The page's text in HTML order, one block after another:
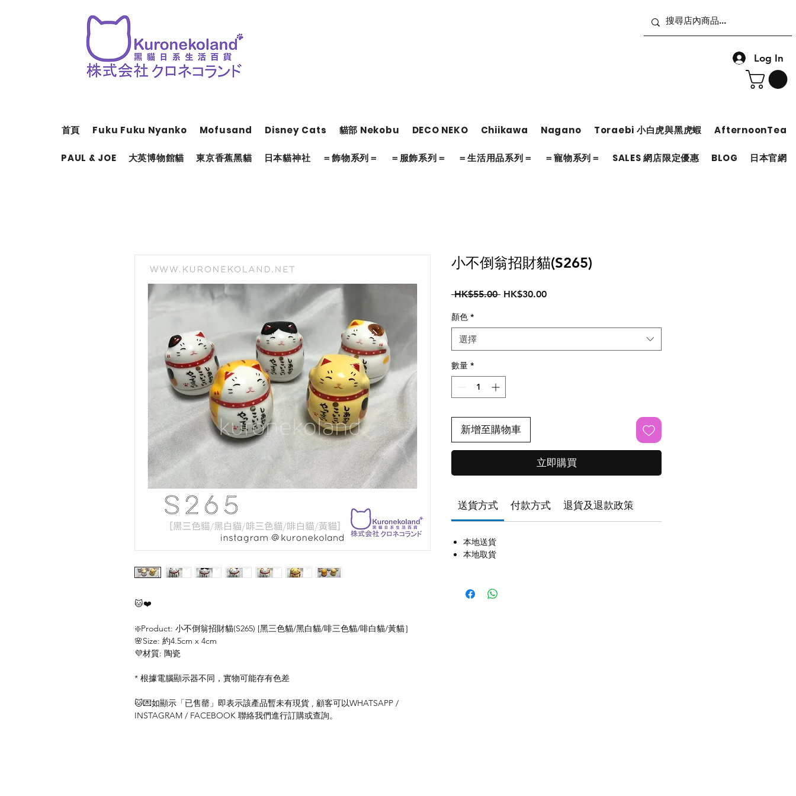
Log In
首頁 Fuku Fuku Nyanko Mofusand Disney Cats 貓部 Nekobu DECO NEKO Chiikawa Nagano Toraebi 小白虎與黑虎蝦 AfternoonTea
PAUL & JOE 大英博物館貓 東京香蕉黑貓 日本貓神社 ＝飾物系列＝ ＝服飾系列＝ ＝生活用品系列＝ ＝寵物系列＝ SALES 網店限定優惠 BLOG 日本官網
🐱❤️
❇️Product: 小不倒翁招財貓(S265) [黑三色貓/黑白貓/啡三色貓/啡白貓/黃貓］
🌸Size: 約4.5cm x 4cm
💜材質: 陶瓷
* 根據電腦顯示器不同，實物可能存有色差
🐱💌如顯示「已售罄」即表示該產品暫未有現貨 , 顧客可以WHATSAPP /
INSTAGRAM / FACEBOOK 聯絡我們進行訂購或查詢。
小不倒翁招財貓(S265)
HK$55.00 一
格
HK$30.00促
格
顏色 *
選擇
數量 *
新增至購物車
立即購買
送貨方式 付款方式 退貨及退款政策
本地送貨
本地取貨